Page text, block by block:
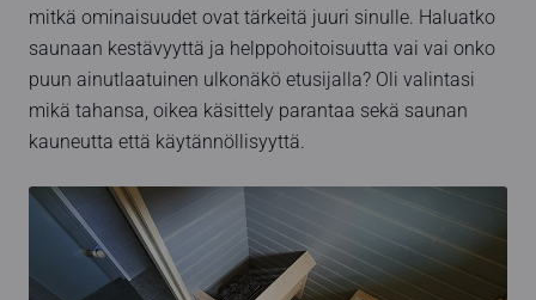
mitkä ominaisuudet ovat tärkeitä juuri sinulle. Haluatko
saunaan kestävyyttä ja helppohoitoisuutta vai vai onko
puun ainutlaatuinen ulkonäkö etusijalla? Oli valintasi
mikä tahansa, oikea käsittely parantaa sekä saunan
kauneutta että käytännöllisyyttä.